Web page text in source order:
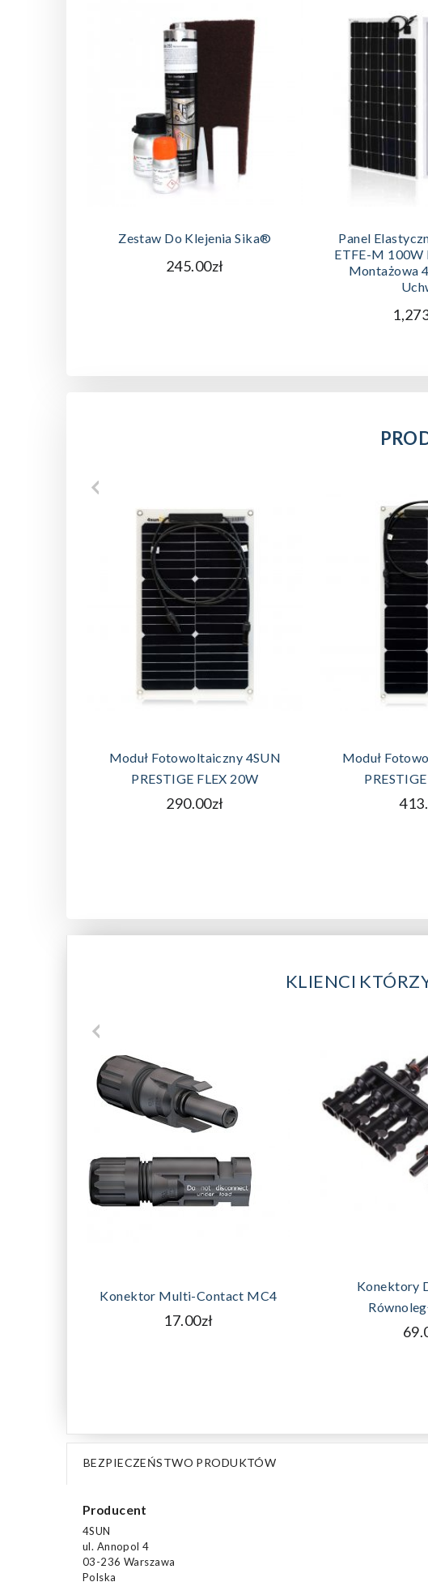
Zestaw Do Klejenia Sika®
245.00zł
Panel
ETFE-M 100W
Montażowa
Moduł Fotowoltaiczny 4SUN
PRESTIGE FLEX 20W
290.00zł
Moduł
KLIENCI
Konektor Multi-Contact MC4
17.00zł
Konektory
BEZPIECZEŃSTWO PRODUKTÓW
Producent
4SUN
ul. Annopol 4
03-236 Warszawa
Polska